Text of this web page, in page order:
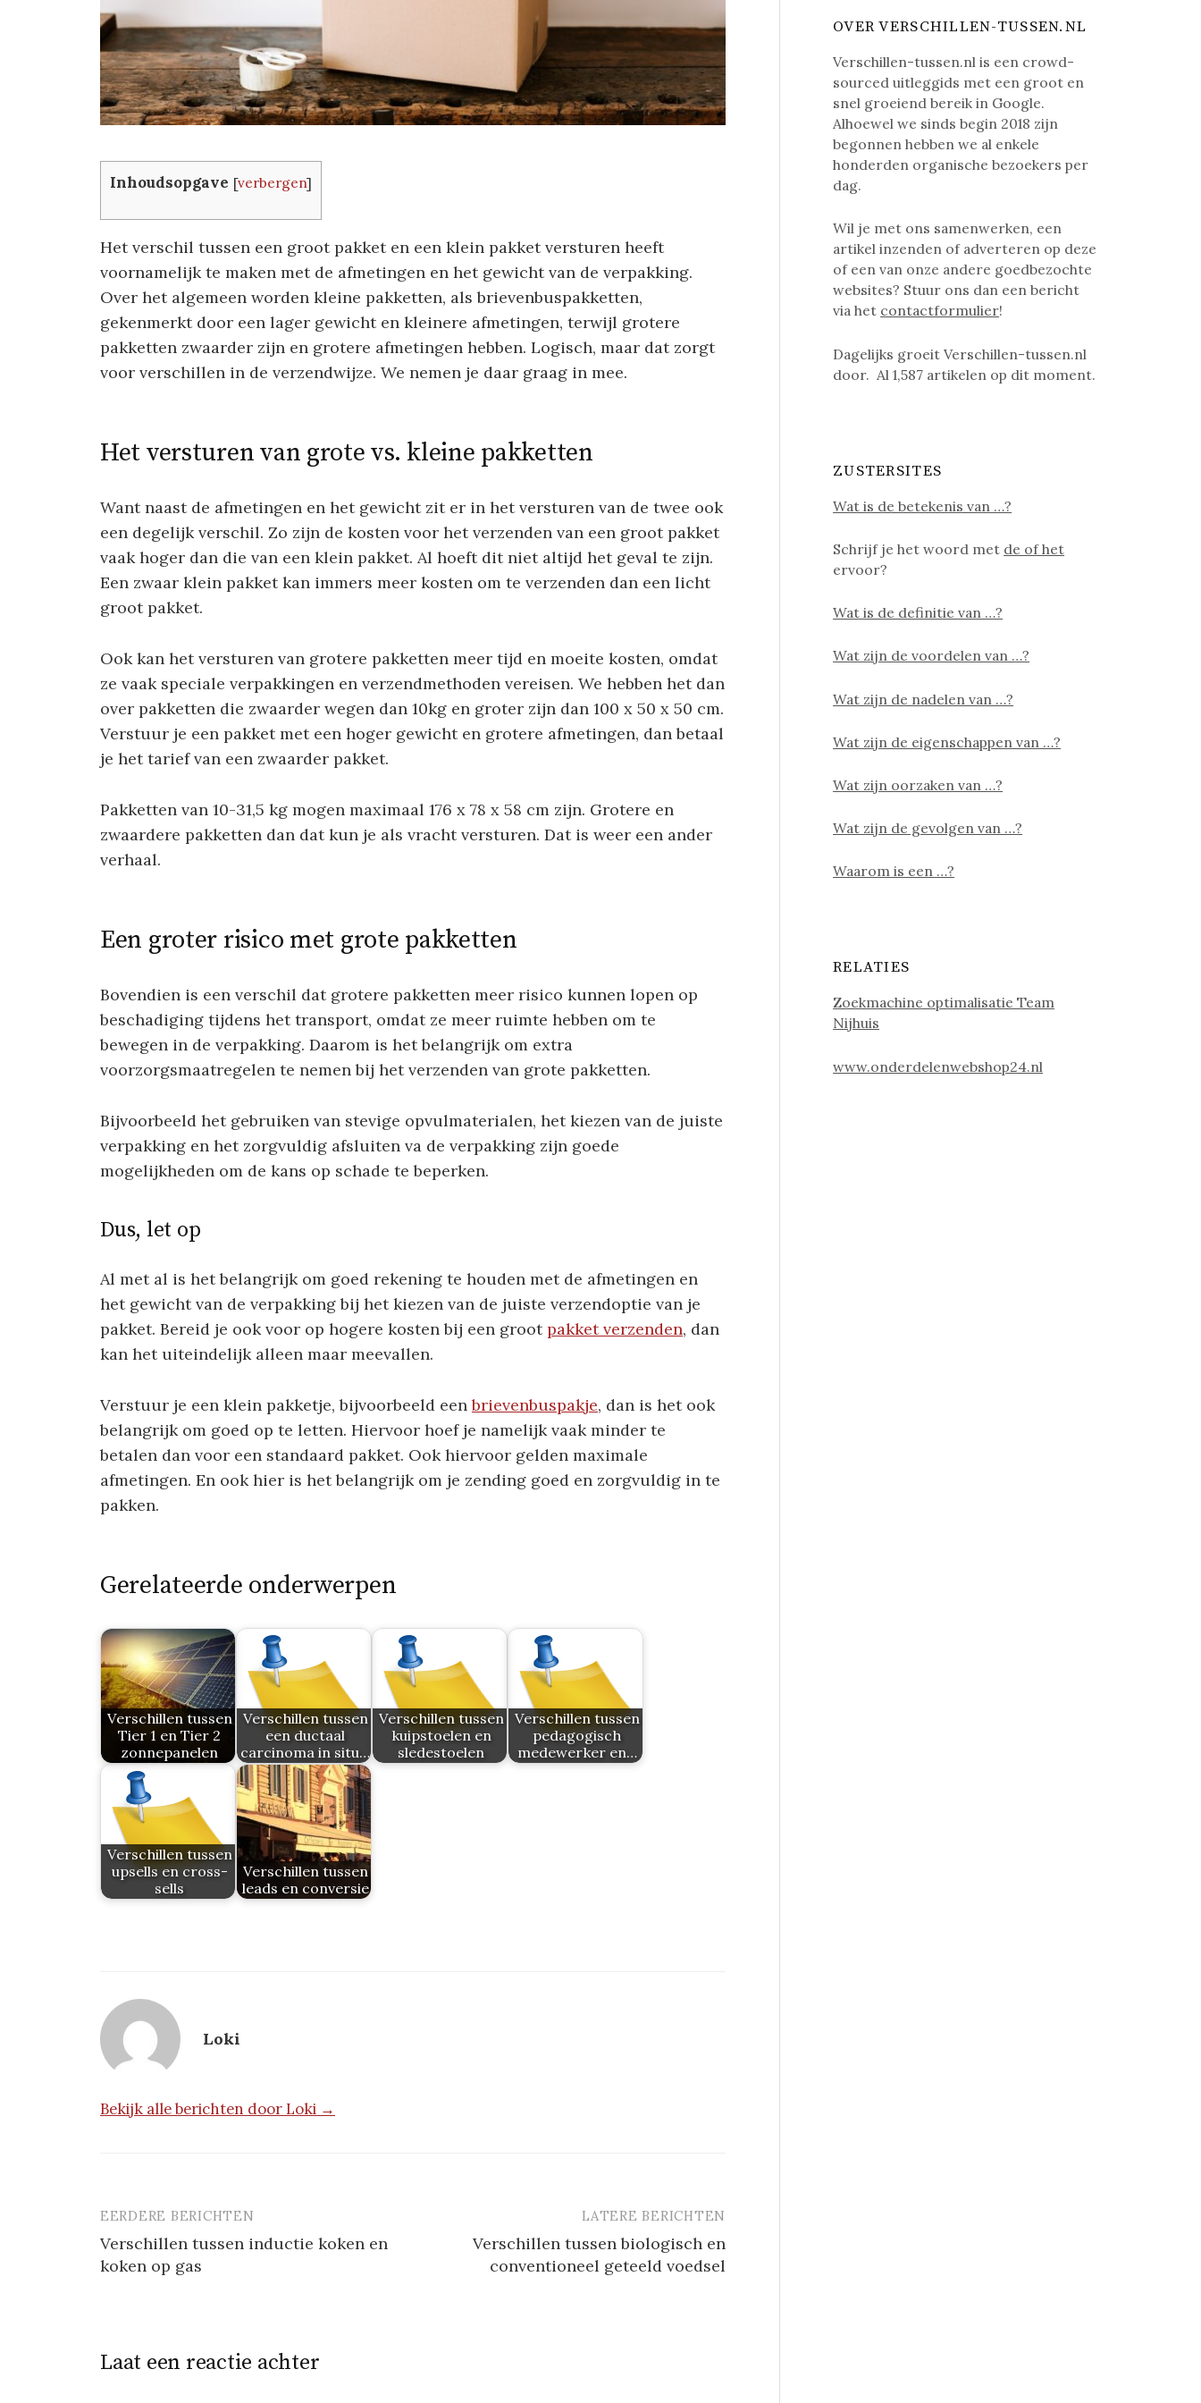
Inhoudsopgave [verbergen]
Het verschil tussen een groot pakket en een klein pakket versturen heeft
voornamelijk te maken met de afmetingen en het gewicht van de verpakking.
Over het algemeen worden kleine pakketten, als brievenbuspakketten,
gekenmerkt door een lager gewicht en kleinere afmetingen, terwijl grotere
pakketten zwaarder zijn en grotere afmetingen hebben. Logisch, maar dat zorgt
voor verschillen in de verzendwijze. We nemen je daar graag in mee.
Het versturen van grote vs. kleine pakketten
Want naast de afmetingen en het gewicht zit er in het versturen van de twee ook
een degelijk verschil. Zo zijn de kosten voor het verzenden van een groot pakket
vaak hoger dan die van een klein pakket. Al hoeft dit niet altijd het geval te zijn.
Een zwaar klein pakket kan immers meer kosten om te verzenden dan een licht
groot pakket.
Ook kan het versturen van grotere pakketten meer tijd en moeite kosten, omdat
ze vaak speciale verpakkingen en verzendmethoden vereisen. We hebben het dan
over pakketten die zwaarder wegen dan 10kg en groter zijn dan 100 x 50 x 50 cm.
Verstuur je een pakket met een hoger gewicht en grotere afmetingen, dan betaal
je het tarief van een zwaarder pakket.
Pakketten van 10-31,5 kg mogen maximaal 176 x 78 x 58 cm zijn. Grotere en
zwaardere pakketten dan dat kun je als vracht versturen. Dat is weer een ander
verhaal.
Een groter risico met grote pakketten
Bovendien is een verschil dat grotere pakketten meer risico kunnen lopen op
beschadiging tijdens het transport, omdat ze meer ruimte hebben om te
bewegen in de verpakking. Daarom is het belangrijk om extra
voorzorgsmaatregelen te nemen bij het verzenden van grote pakketten.
Bijvoorbeeld het gebruiken van stevige opvulmaterialen, het kiezen van de juiste
verpakking en het zorgvuldig afsluiten va de verpakking zijn goede
mogelijkheden om de kans op schade te beperken.
Dus, let op
Al met al is het belangrijk om goed rekening te houden met de afmetingen en
het gewicht van de verpakking bij het kiezen van de juiste verzendoptie van je
pakket. Bereid je ook voor op hogere kosten bij een grootpakket verzenden, dan
kan het uiteindelijk alleen maar meevallen.
Verstuur je een klein pakketje, bijvoorbeeld eenbrievenbuspakje, dan is het ook
belangrijk om goed op te letten. Hiervoor hoef je namelijk vaak minder te
betalen dan voor een standaard pakket. Ook hiervoor gelden maximale
afmetingen. En ook hier is het belangrijk om je zending goed en zorgvuldig in te
pakken.
Gerelateerde onderwerpen
Verschillen tussen
Tier 1 en Tier 2
zonnepanelen
Verschillen tussen
een ductaal
carcinoma in situ…
Verschillen tussen
kuipstoelen en
sledestoelen
Verschillen tussen
pedagogisch
medewerker en…
Verschillen tussen
upsells en cross-
sells
Verschillen tussen
leads en conversie
Loki
Bekijk alle berichten door Loki →
Berichtnavigatie
EERDERE BERICHTEN
Verschillen tussen inductie koken en
koken op gas
LATERE BERICHTEN
Verschillen tussen biologisch en
conventioneel geteeld voedsel
Laat een reactie achter
OVER VERSCHILLEN-TUSSEN.NL
Verschillen-tussen.nl is een crowd-
sourced uitleggids met een groot en
snel groeiend bereik in Google.
Alhoewel we sinds begin 2018 zijn
begonnen hebben we al enkele
honderden organische bezoekers per
dag.
Wil je met ons samenwerken, een
artikel inzenden of adverteren op deze
of een van onze andere goedbezochte
websites? Stuur ons dan een bericht
via het contactformulier!
Dagelijks groeit Verschillen-tussen.nl
door. Al1,587 artikelen op dit moment.
ZUSTERSITES
Wat is de betekenis van …?
Schrijf je het woord met de of het
ervoor?
Wat is de definitie van …?
Wat zijn de voordelen van …?
Wat zijn de nadelen van …?
Wat zijn de eigenschappen van …?
Wat zijn oorzaken van …?
Wat zijn de gevolgen van …?
Waarom is een …?
RELATIES
Zoekmachine optimalisatie Team
Nijhuis
www.onderdelenwebshop24.nl